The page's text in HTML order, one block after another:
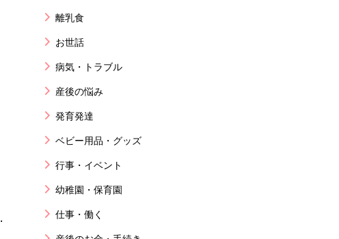
離乳食
お世話
病気・トラブル
産後の悩み
発育発達
ベビー用品・グッズ
行事・イベント
幼稚園・保育園
仕事・働く